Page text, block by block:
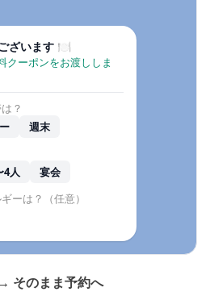
ざいます 🍽
クーポンをお渡ししま
？
週末
4人
宴会
ーは？（任意）
そのまま予約へ